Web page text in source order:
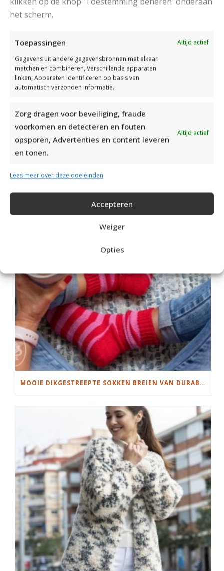
het scherm.
Toepassingen
Altijd actief
Gegevens uit andere gegevensbronnen met elkaar
matchen en combineren, Verschillende apparaten
linken, Apparaten identificeren op basis van
automatisch verzonden informatie.
Zorg dragen voor beveiliging, fraude
voorkomen en detecteren en fouten
opsporen, Advertenties en content leveren
en tonen.
Altijd actief
Lees meer over deze doeleinden
Accepteren
Weiger
Opties
MOOIE RUIMVALLENDE COLTRUI BREIEN
MOOIE DIKGESTREEPTE SOKKEN BREIEN VAN DURABLE GAREN